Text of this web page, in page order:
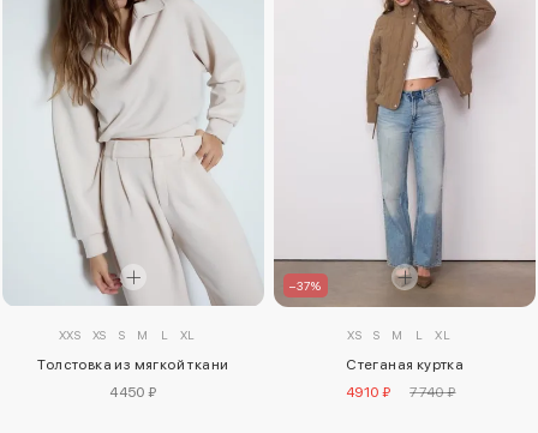
XXS XS S M L XL
Толстовка из мягкой ткани
4450 ₽
–37%
XS S M L XL
Стеганая куртка
4910 ₽
7740 ₽